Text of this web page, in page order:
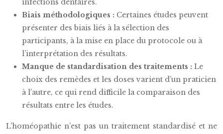
infections dentaires.
Biais méthodologiques : Certaines études peuvent
présenter des biais liés à la sélection des
participants, à la mise en place du protocole ou à
l’interprétation des résultats.
Manque de standardisation des traitements : Le
choix des remèdes et les doses varient d’un praticien
à l’autre, ce qui rend difficile la comparaison des
résultats entre les études.
L’homéopathie n’est pas un traitement standardisé et ne